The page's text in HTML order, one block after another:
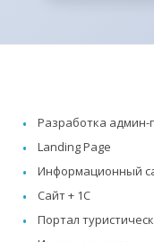
Разработка админ-
Landing Page
Информационный
Сайт + 1C
Портал